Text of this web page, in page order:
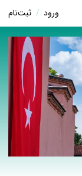
ورود / ثبت‌نام